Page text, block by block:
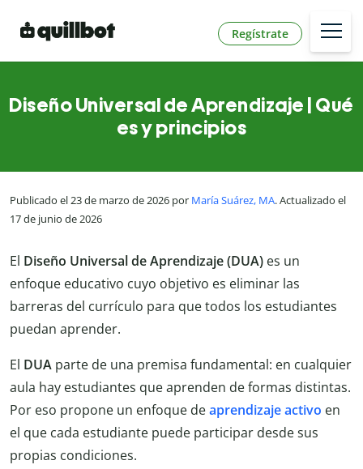
Regístrate
Diseño Universal de Aprendizaje | Qué
es y principios
Publicado el 23 de marzo de 2026 por María Suárez, MA. Actualizado el
17 de junio de 2026
El Diseño Universal de Aprendizaje (DUA) es un
enfoque educativo cuyo objetivo es eliminar las
barreras del currículo para que todos los estudiantes
puedan aprender.
El DUA parte de una premisa fundamental: en cualquier
aula hay estudiantes que aprenden de formas distintas.
Por eso propone un enfoque deaprendizaje activo en
el que cada estudiante puede participar desde sus
propias condiciones.